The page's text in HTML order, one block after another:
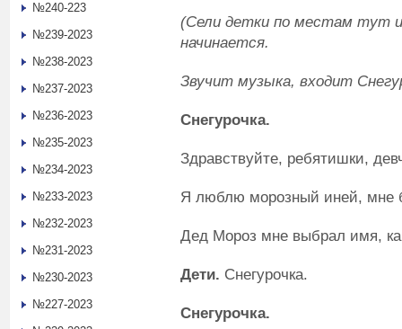
(Сели детки по местам тут
начинается.
Звучит музыка, входит
Снегурочка.
Здравствуйте, ребятишки,
Я люблю морозный иней, мне
Дед Мороз мне выбрал имя,
Дети. Снегурочка.
Снегурочка.
№240-223
№239-2023
№238-2023
№237-2023
№236-2023
№235-2023
№234-2023
№233-2023
№232-2023
№231-2023
№230-2023
№227-2023